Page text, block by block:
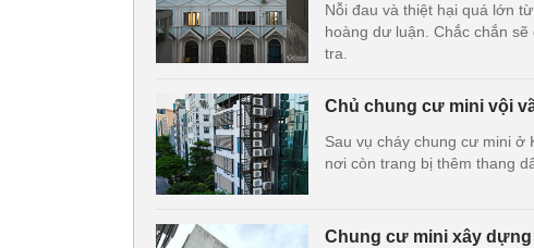
Nỗi đau và thiệt hại quá lớn
hoàng dư luận. Chắc chắn
tra.
Chủ chung cư mini vội
Sau vụ cháy chung cư mini ở
nơi còn trang bị thêm thang
Chung cư mini xây dựng